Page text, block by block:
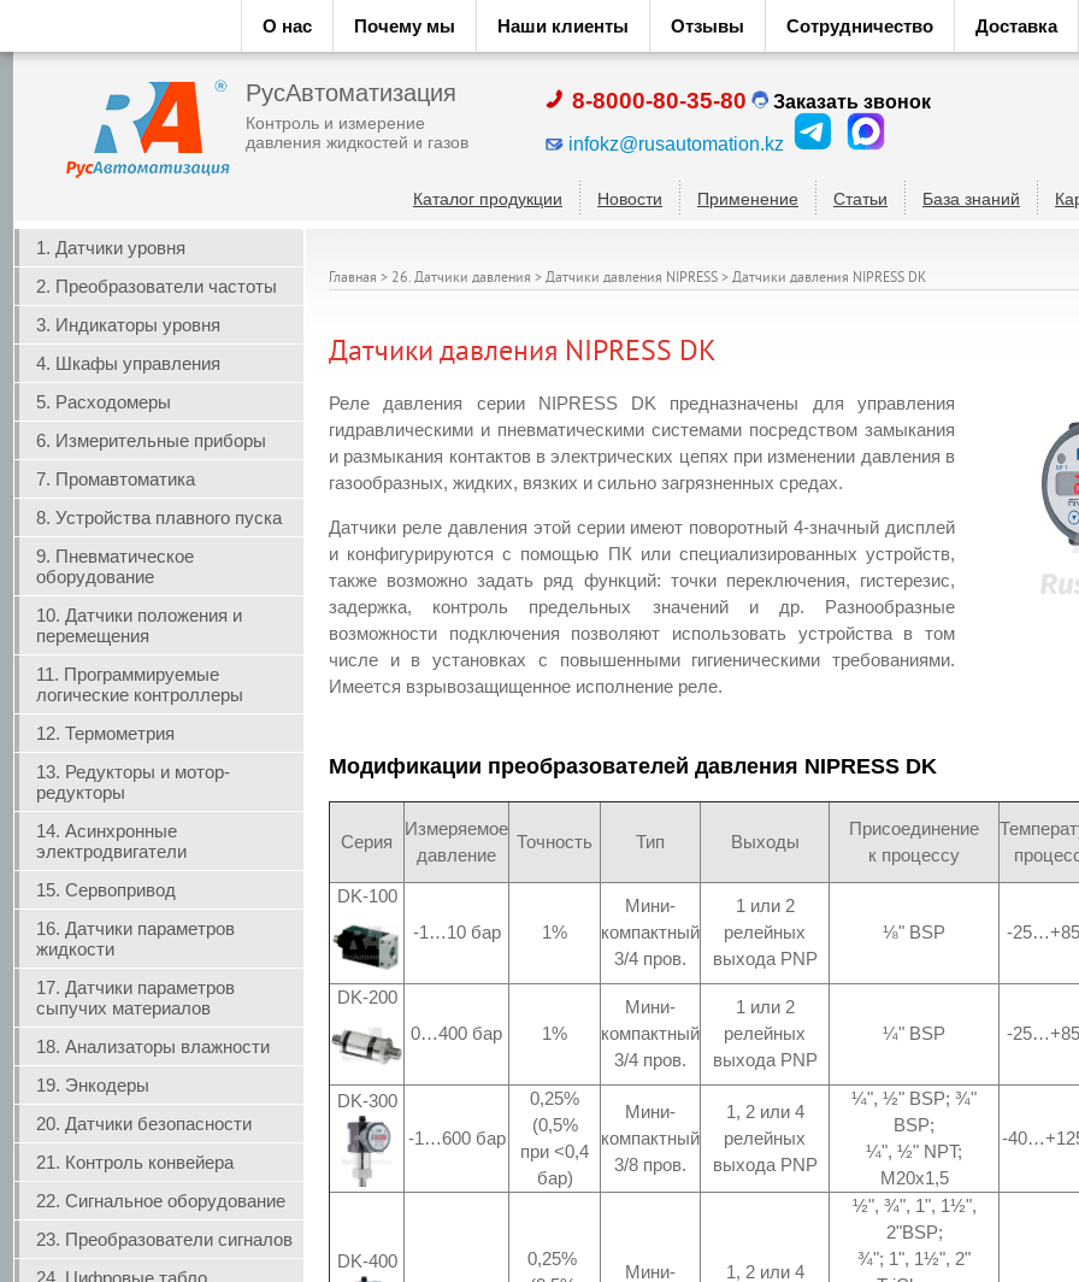
О нас Почему мы Наши клиенты Отзывы Сотрудничество Доставка
РусАвтоматизация
Контроль и измерение
давления жидкостей и газов
8-8000-80-35-80 Заказать звонок
infokz@rusautomation.kz
Каталог продукции Новости Применение Статьи База знаний
1. Датчики уровня
2. Преобразователи частоты
3. Индикаторы уровня
4. Шкафы управления
5. Расходомеры
6. Измерительные приборы
7. Промавтоматика
8. Устройства плавного пуска
9. Пневматическое
оборудование
10. Датчики положения и
перемещения
11. Программируемые
логические контроллеры
12. Термометрия
13. Редукторы и мотор-
редукторы
14. Асинхронные
электродвигатели
15. Сервопривод
16. Датчики параметров
жидкости
17. Датчики параметров
сыпучих материалов
18. Анализаторы влажности
19. Энкодеры
20. Датчики безопасности
21. Контроль конвейера
22. Сигнальное оборудование
23. Преобразователи сигналов
24. Цифровые табло
Главная > 26. Датчики давления > Датчики давления NIPRESS > Датчики давления NIPRESS DK
Датчики давления NIPRESS DK
Реле давления серии NIPRESS DK предназначены для управления
гидравлическими и пневматическими системами посредством замыкания
и размыкания контактов в электрических цепях при изменении давления в
газообразных, жидких, вязких и сильно загрязненных средах.
Датчики реле давления этой серии имеют поворотный 4-значный дисплей
и конфигурируются с помощью ПК или специализированных устройств,
также возможно задать ряд функций: точки переключения, гистерезис,
задержка, контроль предельных значений и др. Разнообразные
возможности подключения позволяют использовать устройства в том
числе и в установках с повышенными гигиеническими требованиями.
Имеется взрывозащищенное исполнение реле.
Модификации преобразователей давления NIPRESS DK
Серия
Измеряемое
давление
Точность Тип Выходы
Присоединение
к процессу
DK-100
-1…10 бар
1%
Мини-
компактный
3/4 пров.
1 или 2
релейных
выхода PNP
⅛" BSP -
DK-200
0…400 бар
1%
Мини-
компактный
3/4 пров.
1 или 2
релейных
выхода PNP
¼" BSP -
DK-300
-1…600 бар
0,25%
(0,5%
при <0,4
бар)
Мини-
компактный
3/8 пров.
1, 2 или 4
релейных
выхода PNP
¼", ½" BSP; ¾"
BSP;
¼", ½" NPT;
M20x1,5
-
DK-400
0,25%
Мини-
1, 2 или 4
½", ¾", 1", 1½",
2"BSP;
¾"; 1", 1½", 2"